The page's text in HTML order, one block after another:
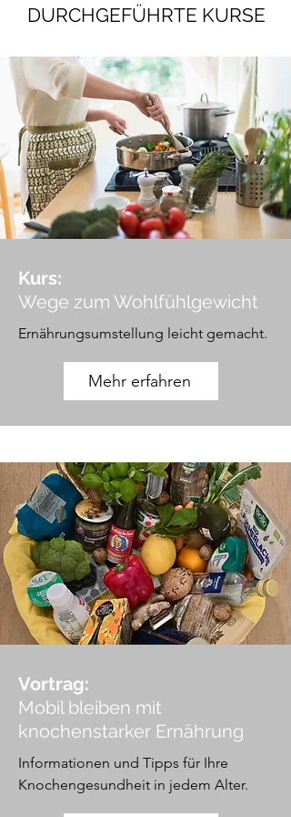
DURCHGEFÜHRTE KURSE
Kurs:
Wege zum Wohlfühlgewicht
Ernährungsumstellung leicht gemacht.
Mehr erfahren
Vortrag:
Mobil bleiben mit
knochenstarker Ernährung
Informationen und Tipps für Ihre
Knochengesundheit in jedem Alter.